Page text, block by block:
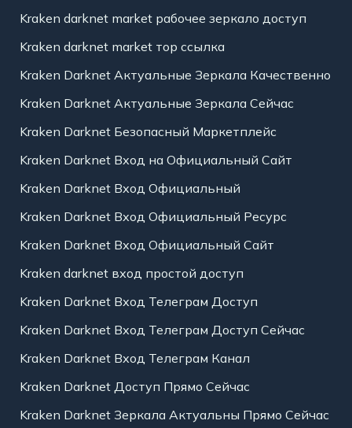
Kraken darknet market рабочее зеркало доступ
Kraken darknet market тор ссылка
Kraken Darknet Актуальные Зеркала Качественно
Kraken Darknet Актуальные Зеркала Сейчас
Kraken Darknet Безопасный Маркетплейс
Kraken Darknet Вход на Официальный Сайт
Kraken Darknet Вход Официальный
Kraken Darknet Вход Официальный Ресурс
Kraken Darknet Вход Официальный Сайт
Kraken darknet вход простой доступ
Kraken Darknet Вход Телеграм Доступ
Kraken Darknet Вход Телеграм Доступ Сейчас
Kraken Darknet Вход Телеграм Канал
Kraken Darknet Доступ Прямо Сейчас
Kraken Darknet Зеркала Актуальны Прямо Сейчас